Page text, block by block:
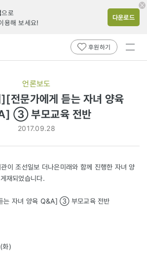
으로
용해 보세요!
다운로드
후원하기
전체
언론보도
전문가에게 듣는 자녀 양육
③ 부모교육 전반
2017.09.28
이 조선일보 더나은미래와 함께 진행한 자녀 양
재되었습니다.
는 자녀 양육 Q&A] ③ 부모교육 전반
)